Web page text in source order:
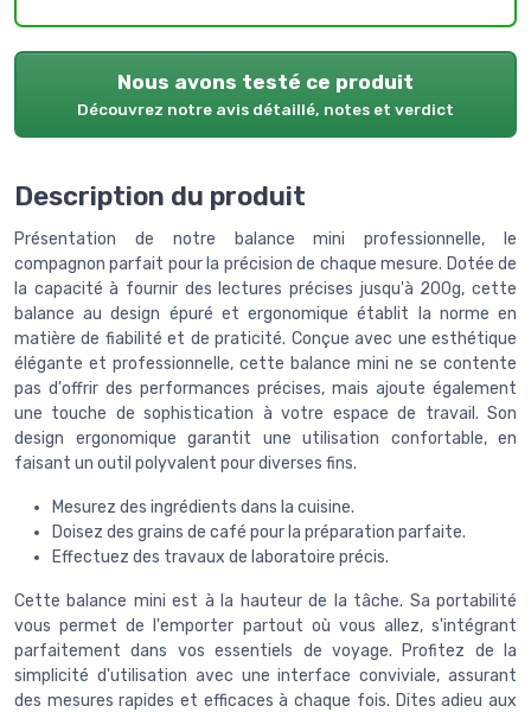
Nous avons testé ce produit
Découvrez notre avis détaillé, notes et verdict
Description du produit
Présentation de notre balance mini professionnelle, le
compagnon parfait pour la précision de chaque mesure. Dotée de
la capacité à fournir des lectures précises jusqu'à 200g, cette
balance au design épuré et ergonomique établit la norme en
matière de fiabilité et de praticité. Conçue avec une esthétique
élégante et professionnelle, cette balance mini ne se contente
pas d'offrir des performances précises, mais ajoute également
une touche de sophistication à votre espace de travail. Son
design ergonomique garantit une utilisation confortable, en
faisant un outil polyvalent pour diverses fins.
Mesurez des ingrédients dans la cuisine.
Doisez des grains de café pour la préparation parfaite.
Effectuez des travaux de laboratoire précis.
Cette balance mini est à la hauteur de la tâche. Sa portabilité
vous permet de l'emporter partout où vous allez, s'intégrant
parfaitement dans vos essentiels de voyage. Profitez de la
simplicité d'utilisation avec une interface conviviale, assurant
des mesures rapides et efficaces à chaque fois. Dites adieu aux